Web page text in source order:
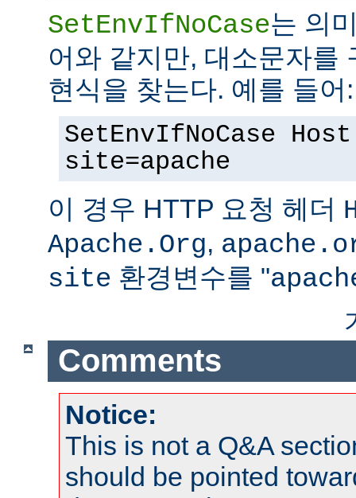
SetEnvIfNoCase는 의
어와 같지만, 대소문자를
현식을 찾는다. 예를 들어:
SetEnvIfNoCase
site=apache
이 경우 HTTP 요청 헤더
Apache.Org,
site 환경변수를 "
Comments
Notice:
This is not a Q&A
should be pointed